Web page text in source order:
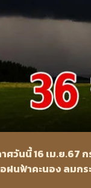
ศวันนี้ 16 เม.ย.67
ฝนฟ้าคะนอง ลมกร